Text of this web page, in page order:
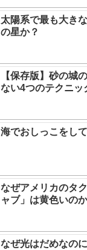
太陽系で最も大き
の星か？
【保存版】砂の城
ない4つのテクニッ
海でおしっこをし
なぜアメリカのタ
ャブ」は黄色いの
なぜ光はだめなの